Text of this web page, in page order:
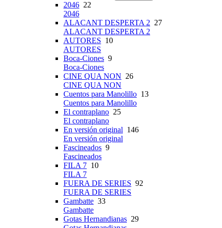
2046 22
2046
ALACANT DESPERTA 2 27
ALACANT DESPERTA 2
AUTORES 10
AUTORES
Boca-Ciones 9
Boca-Ciones
CINE QUA NON 26
CINE QUA NON
Cuentos para Manolillo 13
Cuentos para Manolillo
El contraplano 25
El contraplano
En versión original 146
En versión original
Fascineados 9
Fascineados
FILA 7 10
FILA 7
FUERA DE SERIES 92
FUERA DE SERIES
Gambatte 33
Gambatte
Gotas Hernandianas 29